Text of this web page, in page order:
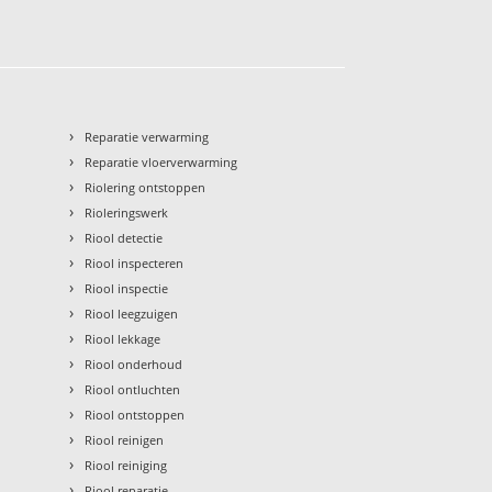
› Reparatie verwarming
› Reparatie vloerverwarming
› Riolering ontstoppen
› Rioleringswerk
› Riool detectie
› Riool inspecteren
› Riool inspectie
› Riool leegzuigen
› Riool lekkage
› Riool onderhoud
› Riool ontluchten
› Riool ontstoppen
› Riool reinigen
› Riool reiniging